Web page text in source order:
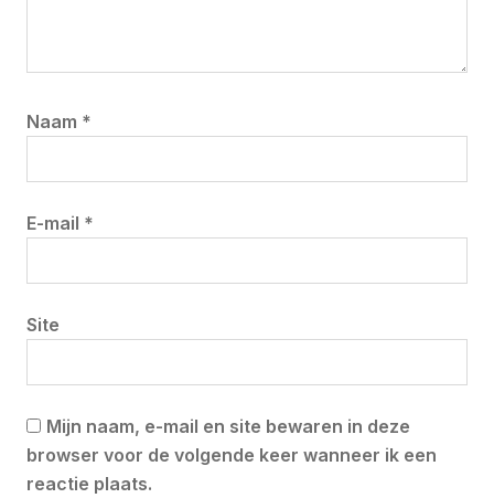
Naam *
E-mail *
Site
Mijn naam, e-mail en site bewaren in deze
browser voor de volgende keer wanneer ik een
reactie plaats.